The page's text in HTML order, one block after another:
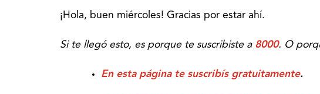
¡Hola, buen miércoles! Gracias por estar ahí.
Si te llegó esto, es porque te suscribiste a 8000. O
En esta página te suscribís gratuitamente.